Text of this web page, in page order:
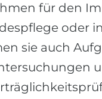
für den
oder
sie auch